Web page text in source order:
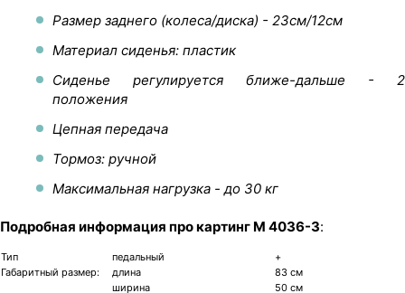
Размер заднего (колеса/диска) - 23см/12см
Материал сиденья: пластик
Сиденье регулируется ближе-дальше - 2
положения
Цепная передача
Тормоз: ручной
Максимальная нагрузка - до 30 кг
Подробная информация про картинг M 4036-3:
Тип педальный
+
Габаритный размер:
длина
83 см
ширина
50 см